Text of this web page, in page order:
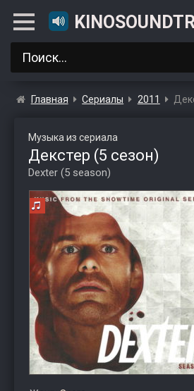
Главная Сериалы 2011
Музыка из сериала
Декстер (5 сезон)
Dexter (5 season)